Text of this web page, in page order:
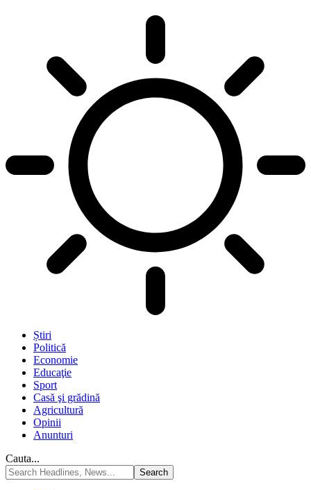
Știri
Politică
Economie
Educaţie
Sport
Casă şi grădină
Agricultură
Opinii
Anunturi
Cauta...